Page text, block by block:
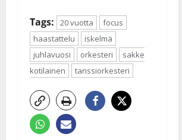
Tags: 20 vuotta
focus
haastattelu
iskelmä
juhlavuosi
orkesteri
sakke
kotilainen
tanssiorkesteri